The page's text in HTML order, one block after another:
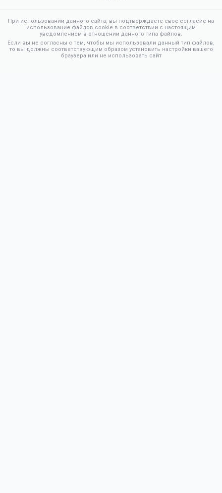
При использовании данного сайта, вы подтверждаете свое согласие на
использование файлов cookie в соответствии с настоящим
уведомлением в отношении данного типа файлов.
Если вы не согласны с тем, чтобы мы использовали данный тип файлов,
то вы должны соответствующим образом установить настройки вашего
браузера или не использовать сайт